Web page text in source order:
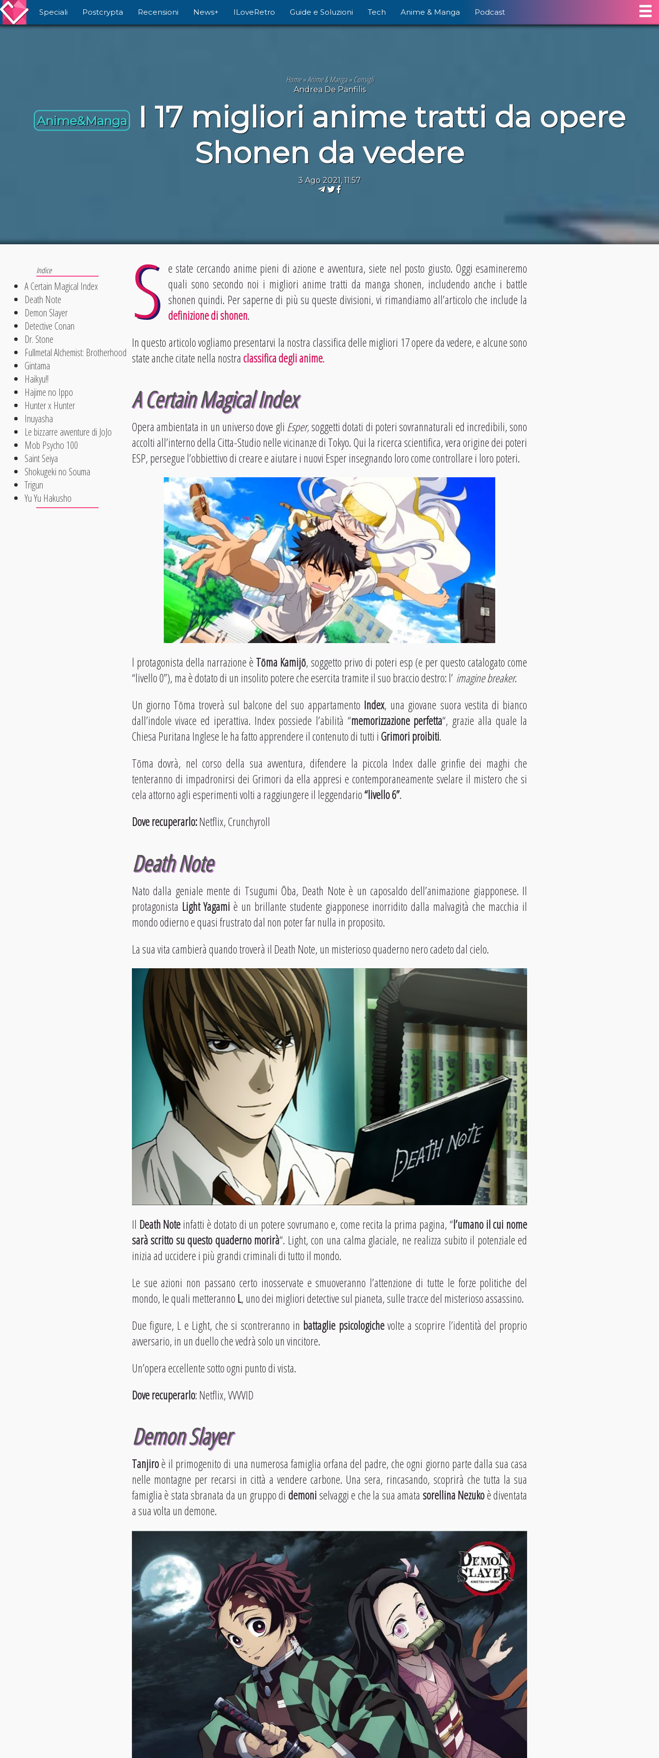
Speciali Postcrypta Recensioni News+ ILoveRetro Guide e Soluzioni Tech Anime & Manga Podcast
Home»Anime & Manga»Consigli
Andrea De Panfilis
Anime&Manga
I 17 migliori anime tratti da opere
Shonen da vedere
3 Ago 2021, 11:57
S e state cercando anime pieni di azione e avventura, siete nel posto giusto. Oggi esamineremo
quali sono secondo noi i migliori anime tratti da manga shonen, includendo anche i battle
shonen quindi. Per saperne di più su queste divisioni, vi rimandiamo all’articolo che include la
definizione di shonen.
In questo articolo vogliamo presentarvi la nostra classifica delle migliori 17 opere da vedere, e alcune sono
state anche citate nella nostraclassifica degli anime.
A Certain Magical Index
Death Note
Demon Slayer
Detective Conan
Dr. Stone
Fullmetal Alchemist: Brotherhood
Gintama
Haikyu!!
Hajime no Ippo
Hunter x Hunter
Inuyasha
Le bizzarre avventure di JoJo
Mob Psycho 100
Saint Seiya
Shokugeki no Souma
Trigun
Yu Yu Hakusho
A Certain Magical Index
Opera ambientata in un universo dove gli Esper,soggetti dotati di poteri sovrannaturali ed incredibili, sono
accolti all’interno della Citta-Studio nelle vicinanze di Tokyo. Qui la ricerca scientifica, vera origine dei poteri
ESP, persegue l’obbiettivo di creare e aiutare i nuovi Esper insegnando loro come controllare i loro poteri.
l protagonista della narrazione è Tōma Kamijō, soggetto privo di poteri esp (e per questo catalogato come
“livello 0”), ma è dotato di un insolito potere che esercita tramite il suo braccio destro: l’ imagine breaker.
Un giorno Tōma troverà sul balcone del suo appartamento Index, una giovane suora vestita di bianco
dall’indole vivace ed iperattiva. Index possiede l’abilità “memorizzazione perfetta“, grazie alla quale la
Chiesa Puritana Inglese le ha fatto apprendere il contenuto di tutti iGrimori proibiti.
Tōma dovrà, nel corso della sua avventura, difendere la piccola Index dalle grinfie dei maghi che
tenteranno di impadronirsi dei Grimori da ella appresi e contemporaneamente svelare il mistero che si
cela attorno agli esperimenti volti a raggiungere il leggendario“livello 6”.
Dove recuperarlo:Netflix, Crunchyroll
Death Note
Nato dalla geniale mente di Tsugumi Ōba, Death Note è un caposaldo dell’animazione giapponese. Il
protagonista Light Yagami è un brillante studente giapponese inorridito dalla malvagità che macchia il
mondo odierno e quasi frustrato dal non poter far nulla in proposito.
La sua vita cambierà quando troverà il Death Note, un misterioso quaderno nero cadeto dal cielo.
Il Death Noteinfatti è dotato di un potere sovrumano e, come recita la prima pagina, “l’umano il cui nome
sarà scritto su questo quaderno morirà“. Light, con una calma glaciale, ne realizza subito il potenziale ed
inizia ad uccidere i più grandi criminali di tutto il mondo.
Le sue azioni non passano certo inosservate e smuoveranno l’attenzione di tutte le forze politiche del
mondo, le quali metterannoL, uno dei migliori detective sul pianeta, sulle tracce del misterioso assassino.
Due figure, L e Light, che si scontreranno in battaglie psicologichevolte a scoprire l’identità del proprio
avversario, in un duello che vedrà solo un vincitore.
Un’opera eccellente sotto ogni punto di vista.
Dove recuperarlo: Netflix, VVVVID
Demon Slayer
Tanjiroè il primogenito di una numerosa famiglia orfana del padre, che ogni giorno parte dalla sua casa
nelle montagne per recarsi in città a vendere carbone. Una sera, rincasando, scoprirà che tutta la sua
famiglia è stata sbranata da un gruppo di demoniselvaggi e che la sua amata sorellina Nezukoè diventata
a sua volta un demone.